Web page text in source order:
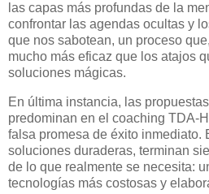
las capas más profundas de la
confrontar las agendas ocultas y
que nos sabotean, un proceso
mucho más eficaz que los atajos
soluciones mágicas.
En última instancia, las
predominan en el coaching TDA-
falsa promesa de éxito inmediato.
soluciones duraderas, terminan
de lo que realmente se necesita:
tecnologías más costosas y